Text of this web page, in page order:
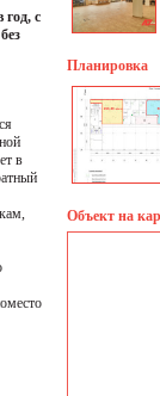
год, с
в
Планировка
Объект на